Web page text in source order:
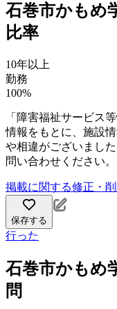
石巻市かもめ
比率
10年以上
勤務
100%
「障害福祉サービス
情報をもとに、施設
や相違がございまし
問い合わせください。
掲載に関する修正・
保存する
行った
石巻市かもめ
問